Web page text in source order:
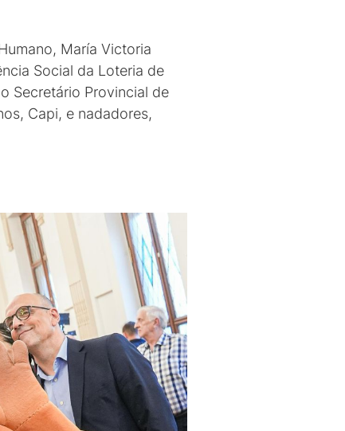
María Victoria
Social da Loteria de
Secretário Provincial de
Capi, e nadadores,